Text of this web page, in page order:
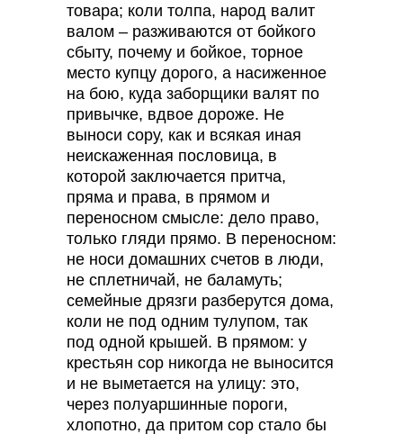
товара; коли толпа, народ валит
валом – разживаются от бойкого
сбыту, почему и бойкое, торное
место купцу дорого, а насиженное
на бою, куда заборщики валят по
привычке, вдвое дороже. Не
выноси сору, как и всякая иная
неискаженная пословица, в
которой заключается притча,
пряма и права, в прямом и
переносном смысле: дело право,
только гляди прямо. В переносном:
не носи домашних счетов в люди,
не сплетничай, не баламуть;
семейные дрязги разберутся дома,
коли не под одним тулупом, так
под одной крышей. В прямом: у
крестьян сор никогда не выносится
и не выметается на улицу: это,
через полуаршинные пороги,
хлопотно, да притом сор стало бы